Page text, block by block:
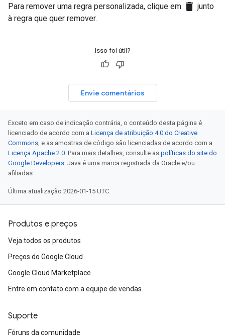
Para remover uma regra personalizada, clique em delete junto
à regra que quer remover.
Isso foi útil?
Envie comentários
Exceto em caso de indicação contrária, o conteúdo desta página é
licenciado de acordo com a Licença de atribuição 4.0 do Creative
Commons, e as amostras de código são licenciadas de acordo com a
Licença Apache 2.0. Para mais detalhes, consulte as políticas do site do
Google Developers. Java é uma marca registrada da Oracle e/ou
afiliadas.
Última atualização 2026-01-15 UTC.
Produtos e preços
Veja todos os produtos
Preços do Google Cloud
Google Cloud Marketplace
Entre em contato com a equipe de vendas.
Suporte
Fóruns da comunidade